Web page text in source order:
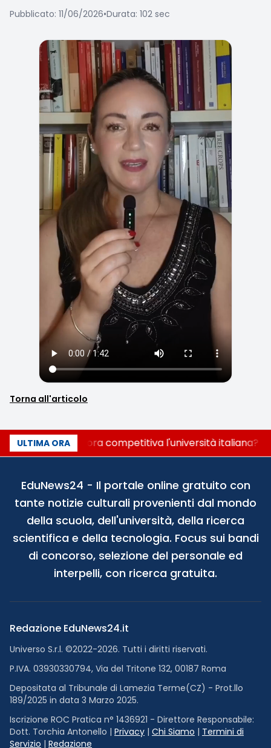
Pubblicato: 11/06/2026•Durata: 102 sec
Torna all'articolo
ULTIMA ORA
Quanto è ancora competitiva l'università italiana?
EduNews24 - Il portale online gratuito con
tante notizie culturali provenienti dal mondo
della scuola, dell'università, della ricerca
scientifica e della tecnologia. Focus sui bandi
di concorso, selezione del personale ed
interpelli, con ricerca gratuita.
Redazione EduNews24.it
Universo S.r.l. ©2022-2026. Tutti i diritti riservati.
P.IVA. 03930330794, Via del Tritone 132, 00187 Roma
Depositata al Tribunale di Lamezia Terme(CZ) - Prot.llo
189/2025 in data 3 Marzo 2025.
Iscrizione ROC Pratica n° 1436921 - Direttore Responsabile:
Dott. Torchia Antonello | Privacy | Chi Siamo | Termini di
Servizio | Redazione